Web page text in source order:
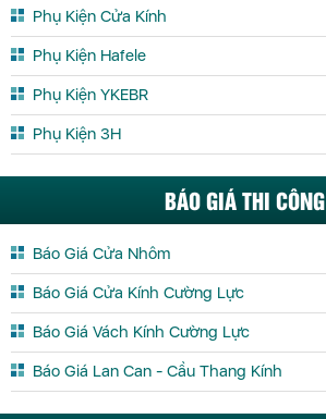
Phụ Kiện Cửa Kính
Phụ Kiện Hafele
Phụ Kiện YKEBR
Phụ Kiện 3H
BÁO GIÁ THI CÔNG
Báo Giá Cửa Nhôm
Báo Giá Cửa Kính Cường Lực
Báo Giá Vách Kính Cường Lực
Báo Giá Lan Can - Cầu Thang Kính